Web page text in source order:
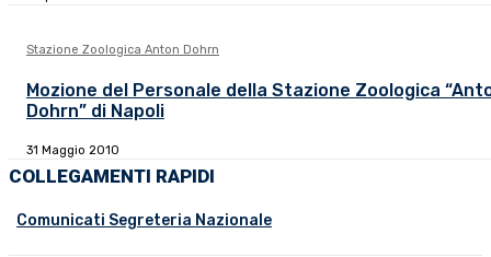
Stazione Zoologica Anton Dohrn
Mozione del Personale della Stazione Zoologica
Dohrn” di Napoli
31 Maggio 2010
COLLEGAMENTI RAPIDI
Comunicati Segreteria Nazionale